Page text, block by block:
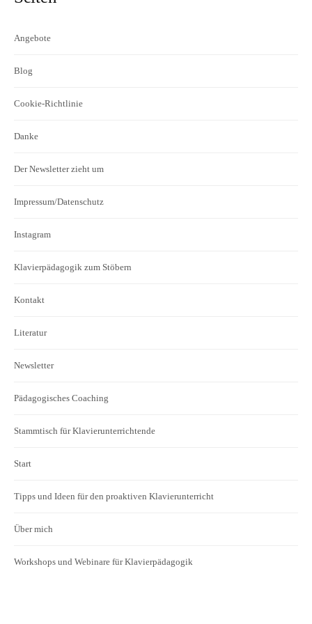
Angebote
Blog
Cookie-Richtlinie
Danke
Der Newsletter zieht um
Impressum/Datenschutz
Instagram
Klavierpädagogik zum Stöbern
Kontakt
Literatur
Newsletter
Pädagogisches Coaching
Stammtisch für Klavierunterrichtende
Start
Tipps und Ideen für den proaktiven Klavierunterricht
Über mich
Workshops und Webinare für Klavierpädagogik